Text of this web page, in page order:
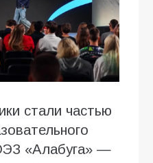
стали частью
«Алабуга» —